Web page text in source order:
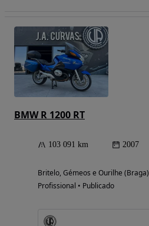
BMW R 1200 RT
103 091 km 2007
Britelo, Gémeos e Ourilhe (Braga)
Profissional • Publicado